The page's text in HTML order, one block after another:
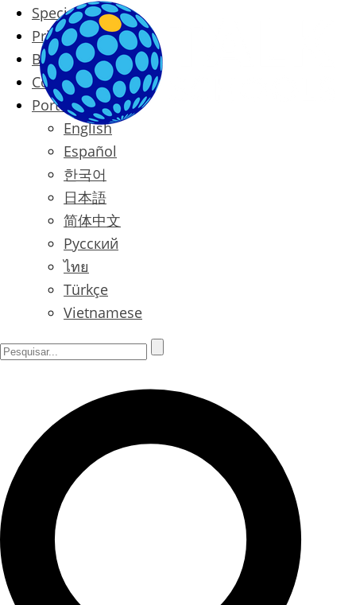
Special Offers
Prices
Blog
Contact
Português
English
Español
한국어
日本語
简体中文
Русский
ไทย
Türkçe
Vietnamese